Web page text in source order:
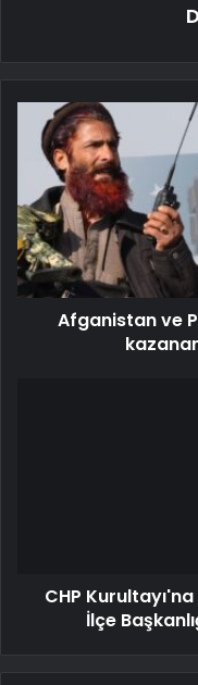
Afganistan ve
CHP
İlçe